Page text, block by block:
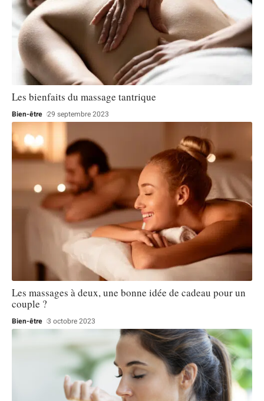
Les bienfaits du massage tantrique
Bien-être 29 septembre 2023
Les massages à deux, une bonne idée de cadeau pour un
couple ?
Bien-être 3 octobre 2023